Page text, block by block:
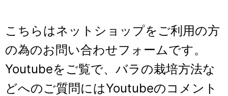
こちらはネットショップをご利用の方
の為のお問い合わせフォームです。
Youtubeをご覧で、バラの栽培方法な
どへのご質問にはYoutubeのコメント